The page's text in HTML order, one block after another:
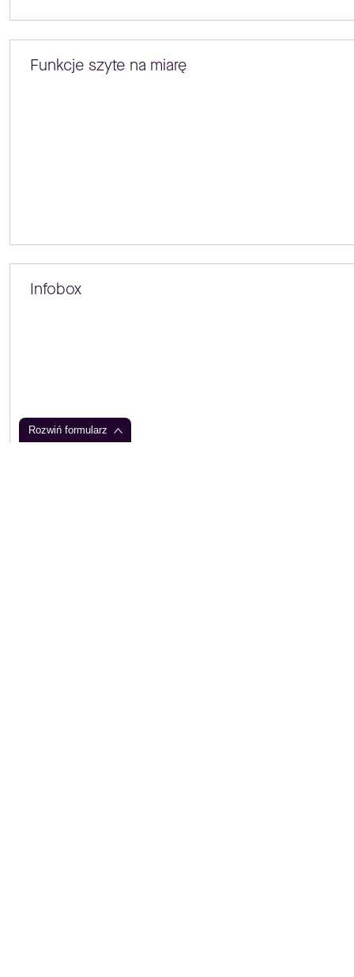
Funkcje szyte na miarę
Infobox
Rozwiń formularz